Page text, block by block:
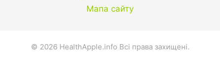
Мапа сайту
© 2026 HealthApple.info Всі права захищені.